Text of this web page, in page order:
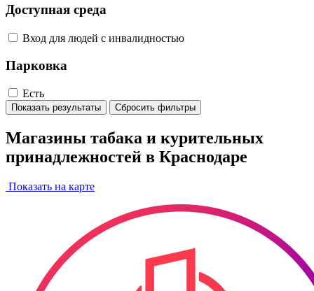
Доступная среда
Вход для людей с инвалидностью
Парковка
Есть
Показать результаты Сбросить фильтры
Магазины табака и курительных
принадлежностей в Краснодаре
Показать на карте